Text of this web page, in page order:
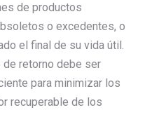
de productos
o excedentes, o
el final de su vida útil.
de retorno debe ser
para minimizar los
recuperable de los